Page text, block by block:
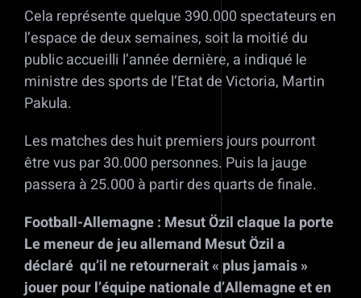
Cela représente quelque 390.000 spectateurs en
l’espace de deux semaines, soit la moitié du
public accueilli l’année dernière, a indiqué le
ministre des sports de l’Etat de Victoria, Martin
Pakula.
Les matches des huit premiers jours pourront
être vus par 30.000 personnes. Puis la jauge
passera à 25.000 à partir des quarts de finale.
Football-Allemagne : Mesut Özil claque la porte
Le meneur de jeu allemand Mesut Özil a
déclaré qu’il ne retournerait « plus jamais »
jouer pour l’équipe nationale d’Allemagne et en